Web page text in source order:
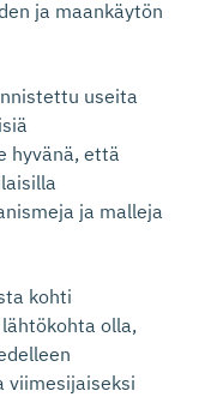
ja maankäytön
useita
hyvänä, että
ja malleja
kohti
olla,
viimesijaiseksi